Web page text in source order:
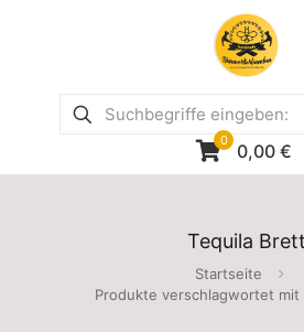
0 0,00 €
Tequila Brett
Startseite
Produkte verschlagwortet mit